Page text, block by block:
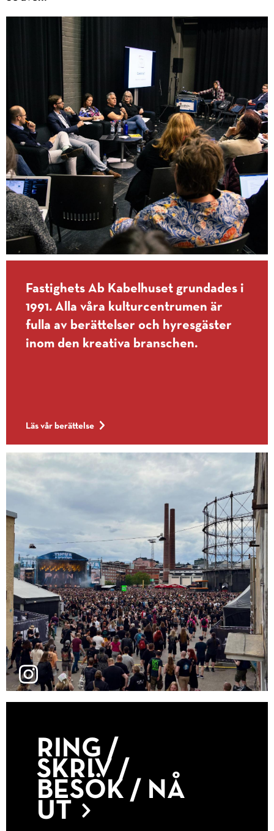
Fastighets Ab Kabelhuset grundades i
1991. Alla våra kulturcentrumen är
fulla av berättelser och hyresgäster
inom den kreativa branschen.
Läs vår berättelse
RING /
SKRIV /
BESÖK / NÅ
UT